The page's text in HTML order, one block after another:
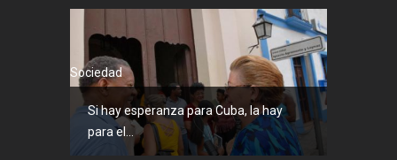
Sociedad
Si hay esperanza para Cuba, la hay
para el...